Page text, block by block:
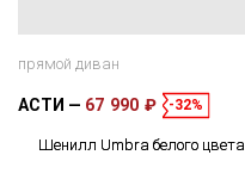
прямой диван
АСТИ 67 990 ₽ -32%
Шенилл Umbra белого цвета